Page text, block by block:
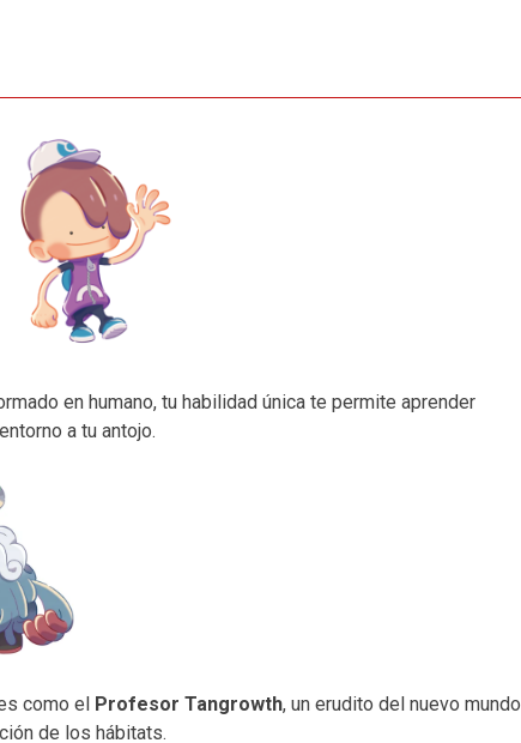
en humano, tu habilidad única te permite aprender
a tu antojo.
como el Profesor Tangrowth, un erudito del nuevo mundo
de los hábitats.